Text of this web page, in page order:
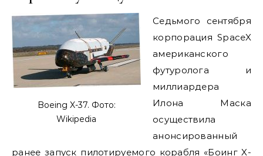
Boeing X-37. Фото:
Wikipedia
Седьмого сентября
корпорация SpaceX
американского
футуролога и
миллиардера
Илона Маска
осуществила
анонсированный
ранее запуск пилотируемого корабля «Боинг X-